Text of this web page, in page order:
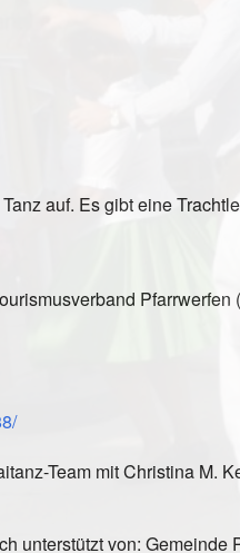
auf. Es gibt eine
Pfarrwerfen
Team mit Christina M.
unterstützt von: Gemeinde